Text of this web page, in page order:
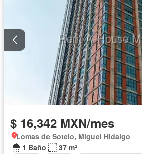
$ 16,342 MXN/mes
Lomas de Sotelo, Miguel Hidalgo
1 Baño
37 m²